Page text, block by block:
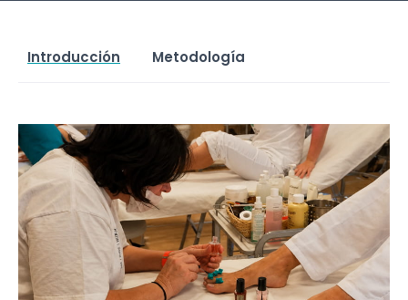
Introducción Metodología